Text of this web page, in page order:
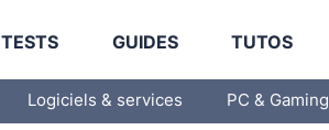
TESTS GUIDES TUTOS
Logiciels & services PC & Gaming